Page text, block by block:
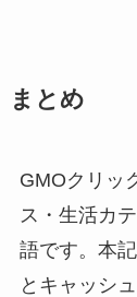
まとめ
GMOクリッ
ス・生活カ
語です。本
とキャッシ